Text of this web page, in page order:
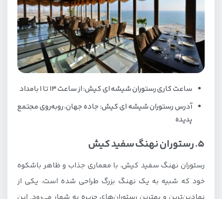
ساعت کاری رستوران شیشه ای کیش: از ساعت 13 تا 1 بامداد
آدرس رستوران شیشه ای کیش: جاده جهان، روبه‌روی مجتمع
پدیده
5. رستوران نهنگ سفید کیش
رستوران نهنگ سفید کیش، با معماری جذاب و ظاهر باشکوه
خود که شبیه به یک نهنگ بزرگ طراحی شده است، یکی از